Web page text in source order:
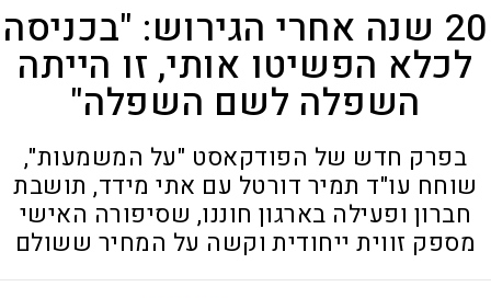
20 שנה אחרי הגירוש: "בכניסה
לכלא הפשיטו אותי, זו הייתה
השפלה לשם השפלה"
בפרק חדש של הפודקאסט "על המשמעות",
שוחח עו"ד תמיר דורטל עם אתי מידד, תושבת
חברון ופעילה בארגון חוננו, שסיפורה האישי
מספק זווית ייחודית וקשה על המחיר ששולם